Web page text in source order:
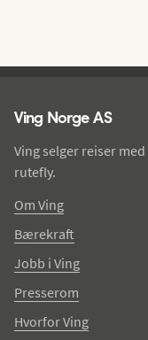
Ving Norge AS
Ving selger reiser
rutefly.
Om Ving
Bærekraft
Jobb i Ving
Presserom
Hvorfor Ving